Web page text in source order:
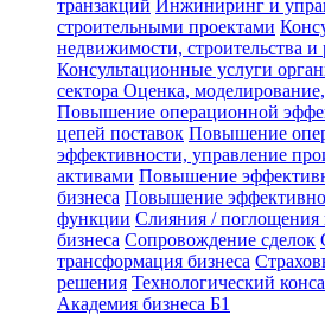
транзакций Инжиниринг и
строительными проектами
недвижимости, строительства и
Консультационные услуги
сектора Оценка,
Повышение операционной
цепей поставок Повышение
эффективности, управление
активами Повышение
бизнеса Повышение
функции Слияния / поглощения
бизнеса Сопровождение сделок
трансформация бизнеса
решения Технологический
Академия бизнеса Б1